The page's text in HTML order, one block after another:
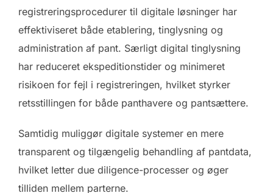
registreringsprocedurer til digitale løsninger har
effektiviseret både etablering, tinglysning og
administration af pant. Særligt digital tinglysning
har reduceret ekspeditionstider og minimeret
risikoen for fejl i registreringen, hvilket styrker
retsstillingen for både panthavere og pantsættere.
Samtidig muliggør digitale systemer en mere
transparent og tilgængelig behandling af pantdata,
hvilket letter due diligence-processer og øger
tilliden mellem parterne.